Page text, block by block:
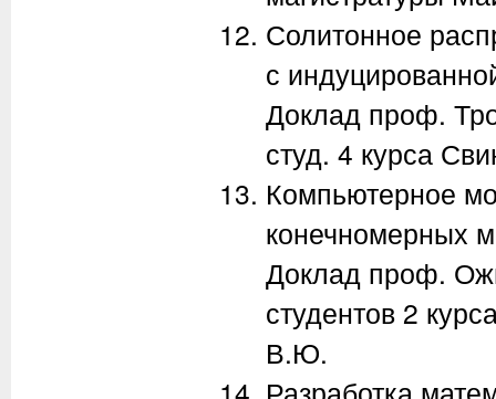
Солитонное
с
Доклад проф.
студ. 4 курса
Компьютерное
конечномерных
Доклад проф.
студентов 2
В.Ю.